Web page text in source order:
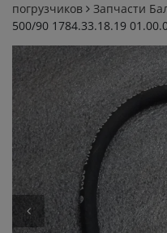
погрузчиков
Запчасти
500/90 1784.33.18.19